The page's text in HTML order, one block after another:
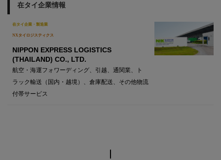
在タイ企業情報
在タイ企業・製造業
NXタイロジスティクス
NIPPON EXPRESS LOGISTICS
(THAILAND) CO., LTD.
航空・海運フォワーディング、引越、通関業、ト
ラック輸送（国内・越境）、倉庫配送、その他物流
付帯サービス